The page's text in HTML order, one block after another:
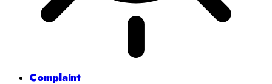
Complaint